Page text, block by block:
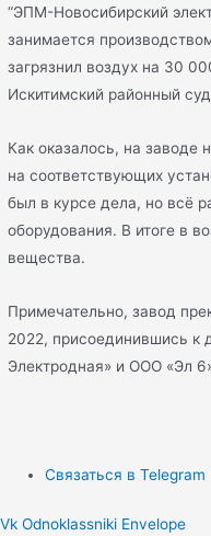
“ЭПМ-Новосибирский
занимается
загрязнил воздух на 30
Искитимский районный
Как оказалось, на заводе
на соответствующих
был в курсе дела, но всё
оборудования. В итоге в
вещества.
Примечательно, завод
2022, присоединившись
Электродная» и ООО «Эл
Связаться в Telegram
Vk Odnoklassniki Envelope